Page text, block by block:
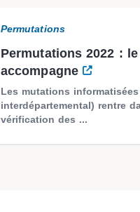
Permutations
Permutations 2022 :
accompagne
Les mutations
interdépartemental) rentre
vérification des ...